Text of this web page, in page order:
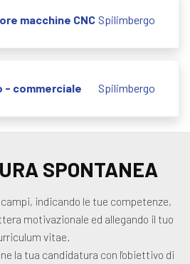
macchine CNC Spilimbergo
- commerciale Spilimbergo
SPONTANEA
indicando le tue competenze,
motivazionale ed allegando il tuo
vitae.
la tua candidatura con l'obiettivo di